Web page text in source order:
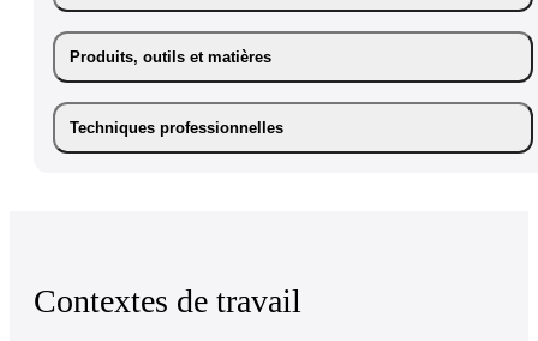
Produits, outils et matières
Techniques professionnelles
Contextes de travail